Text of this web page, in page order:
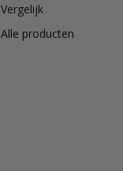
Vergelijk
Alle producten